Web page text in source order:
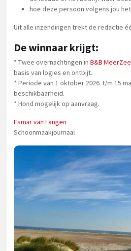
hoe deze persoon volgens jou
Uit alle inzendingen trekt de redactie
De winnaar krijgt:
* Twee overnachtingen in B&B MeerZee
basis van logies en ontbijt.
* Periode van 1 oktober 2026 t/m 15
beschikbaarheid.
* Hond mogelijk op aanvraag.
Esmar van Langen
Schoonmaakjournaal